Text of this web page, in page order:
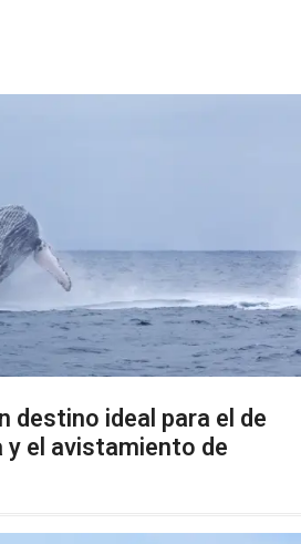
destino ideal para el de
el avistamiento de